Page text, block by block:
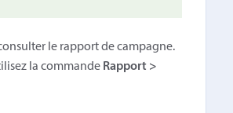
le rapport de campagne.
la commande Rapport >